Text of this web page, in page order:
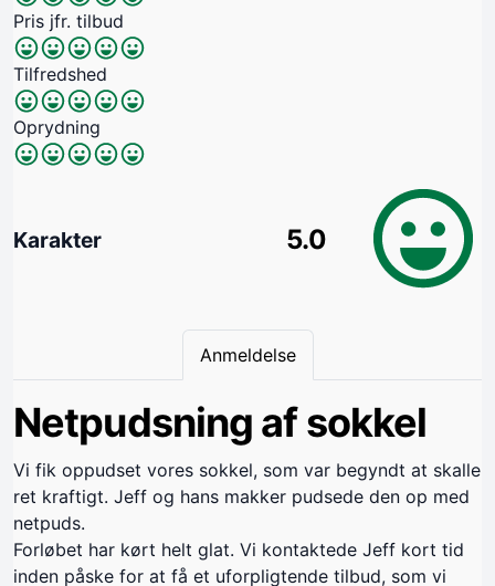
Pris jfr. tilbud
Tilfredshed
Oprydning
Karakter 5.0
Anmeldelse
Netpudsning af sokkel
Vi fik oppudset vores sokkel, som var begyndt at skalle
ret kraftigt. Jeff og hans makker pudsede den op med
netpuds.
Forløbet har kørt helt glat. Vi kontaktede Jeff kort tid
inden påske for at få et uforpligtende tilbud, som vi